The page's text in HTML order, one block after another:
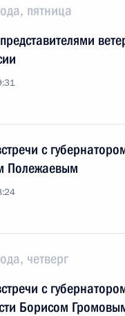
пятница
с
Полежаевым
четверг
с
Борисом